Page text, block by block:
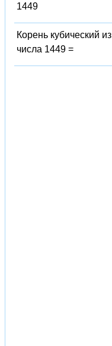
1449
Корень кубический из
числа 1449 =